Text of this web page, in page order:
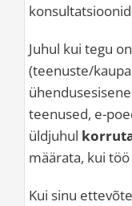
Juhul kui tegu on
(teenuste/
teenused, e-
üldjuhul
määrata, kui
Kui sinu